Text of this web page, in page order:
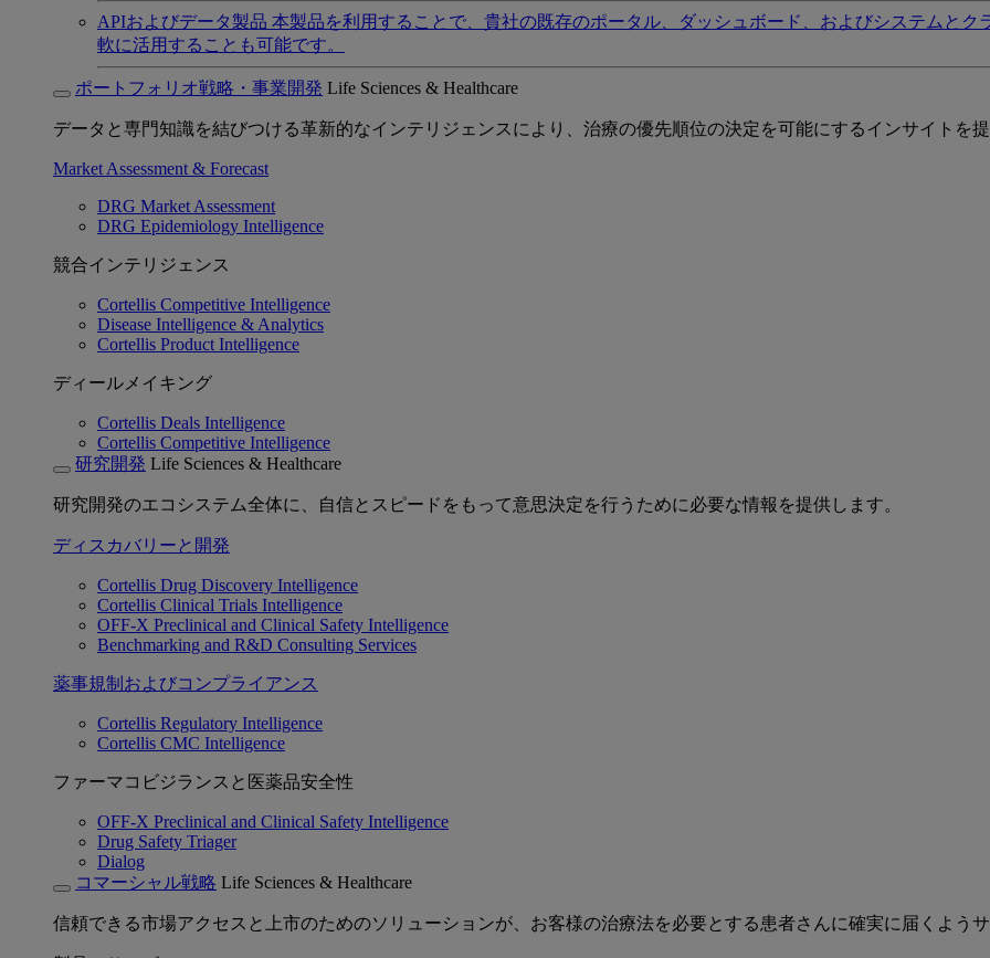
APIおよびデータ製品 本製品を利用することで、貴社の既存のポータル、ダッシュボード、およびシステムと
軟に活用することも可能です。
ポートフォリオ戦略・事業開発 Life Sciences & Healthcare
データと専門知識を結びつける革新的なインテリジェンスにより、治療の優先順位の決定を可能にするインサイトを提
Market Assessment & Forecast
DRG Market Assessment
DRG Epidemiology Intelligence
競合インテリジェンス
Cortellis Competitive Intelligence
Disease Intelligence & Analytics
Cortellis Product Intelligence
ディールメイキング
Cortellis Deals Intelligence
Cortellis Competitive Intelligence
研究開発 Life Sciences & Healthcare
研究開発のエコシステム全体に、自信とスピードをもって意思決定を行うために必要な情報を提供します。
ディスカバリーと開発
Cortellis Drug Discovery Intelligence
Cortellis Clinical Trials Intelligence
OFF-X Preclinical and Clinical Safety Intelligence
Benchmarking and R&D Consulting Services
薬事規制およびコンプライアンス
Cortellis Regulatory Intelligence
Cortellis CMC Intelligence
ファーマコビジランスと医薬品安全性
OFF-X Preclinical and Clinical Safety Intelligence
Drug Safety Triager
Dialog
コマーシャル戦略 Life Sciences & Healthcare
信頼できる市場アクセスと上市のためのソリューションが、お客様の治療法を必要とする患者さんに確実に届くようサ